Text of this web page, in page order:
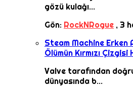
gözü kulağı...
Gön: RockNRogue , 3
Steam Machine Erken
Ölümün Kırmızı
Valve tarafından
dünyasında b...